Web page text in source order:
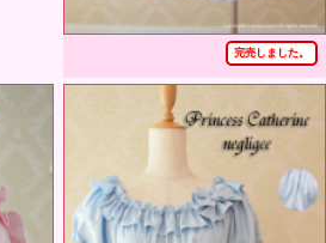
完売しました。